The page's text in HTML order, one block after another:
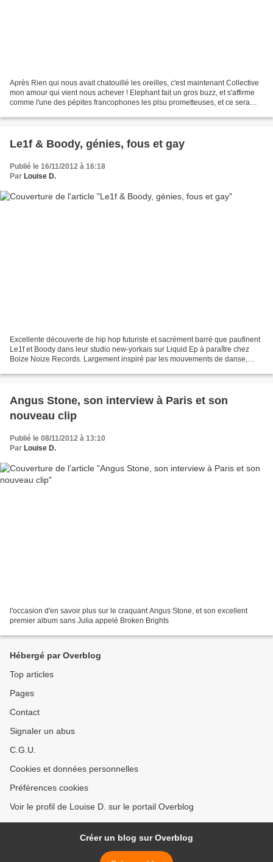
Après Rien qui nous avait chatouillé les oreilles, c'est maintenant Collective
mon amour qui vient nous achever ! Elephant fait un gros buzz, et s'affirme
comme l'une des pépites francophones les plsu prometteuses, et ce sera
Le1f & Boody, génies, fous et gay
Publié le 16/11/2012 à 16:18
Par Louise D.
Excellente découverte de hip hop futuriste et sacrément barré que paufinent
Le1f et Boody dans leur studio new-yorkais sur Liquid Ep à paraître chez
Boize Noize Records. Largement inspiré par les mouvements de danse,
Angus Stone, son interview à Paris et son
nouveau clip
Publié le 08/11/2012 à 13:10
Par Louise D.
l'occasion d'en savoir plus sur le craquant Angus Stone, et son excellent
premier album sans Julia appelé Broken Brights
Hébergé par Overblog
Top articles
Pages
Contact
Signaler un abus
C.G.U.
Cookies et données personnelles
Préférences cookies
Voir le profil de Louise D. sur le portail Overblog
Créer un blog sur Overblog